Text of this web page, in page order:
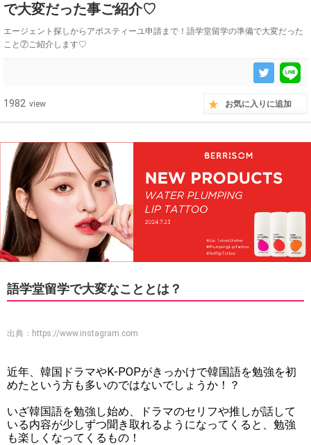
で大変だった事ご紹介♡
エージェント探しからアポスティーユ申請まで！語学堂留学の準備で大変だった
こと⑦ご紹介します♡
1982 view お気に入りに追加
語学堂留学で大変なこととは？
出典： https://www.instagram.com
近年、韓国ドラマやK-POPがきっかけで韓国語を勉強を初
めたという方も多いのではないでしょうか！？
いざ韓国語を勉強し始め、ドラマのセリフや推しが話して
いる内容が少しずつ聞き取れるようになってくると、勉強
も楽しくなってくるもの！